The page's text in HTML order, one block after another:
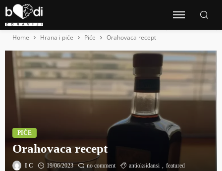
Home Hrana i piće Piće Orahovaca recept
PIĆE
Orahovaca recept
I C 19/06/2023 no comment antioksidansi featured